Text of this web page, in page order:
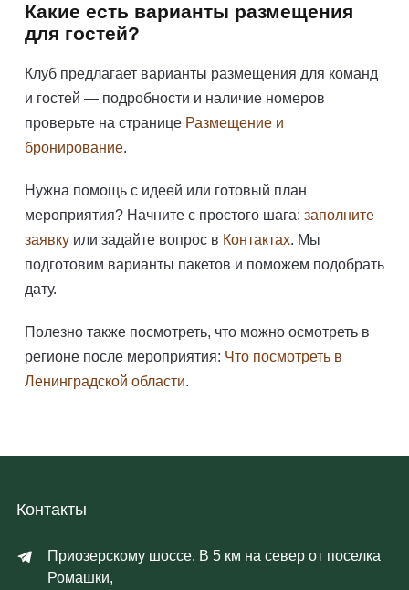
Какие есть варианты размещения
для гостей?
Клуб предлагает варианты размещения для команд
и гостей — подробности и наличие номеров
проверьте на странице Размещение и
бронирование.
Нужна помощь с идеей или готовый план
мероприятия? Начните с простого шага: заполните
заявку или задайте вопрос в Контактах. Мы
подготовим варианты пакетов и поможем подобрать
дату.
Полезно также посмотреть, что можно осмотреть в
регионе после мероприятия: Что посмотреть в
Ленинградской области.
Контакты
Приозерскому шоссе. В 5 км на север от поселка
Ромашки,